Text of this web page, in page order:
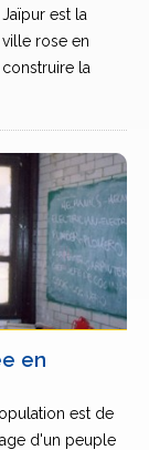
est la
rose en
la
en
est de
d'un peuple